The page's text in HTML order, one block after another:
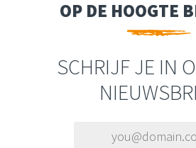
OP DE HOOGTE
SCHRIJF JE IN